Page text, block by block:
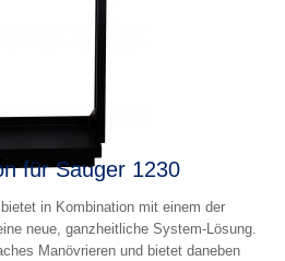
für Sauger 1230
in Kombination mit einem der
neue, ganzheitliche System-Lösung.
Manövrieren und bietet daneben